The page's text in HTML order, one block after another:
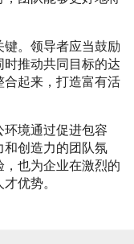
。领导者应当鼓励
推动共同目标的达
合起来，打造富有活
环境通过促进包容
和创造力的团队氛
，也为企业在激烈的
优势。